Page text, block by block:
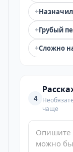
+
+Грубый
+Сложно
4
чаще